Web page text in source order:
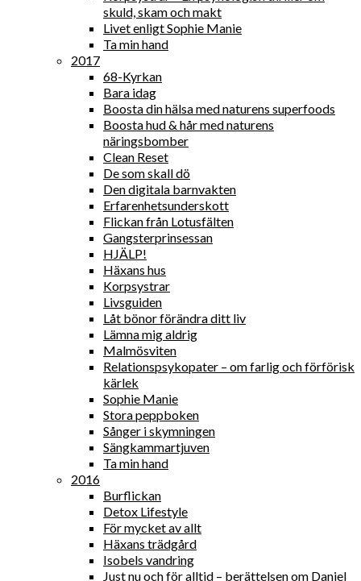
skuld, skam och makt
Livet enligt Sophie Manie
Ta min hand
2017
68-Kyrkan
Bara idag
Boosta din hälsa med naturens superfoods
Boosta hud & hår med naturens
näringsbomber
Clean Reset
De som skall dö
Den digitala barnvakten
Erfarenhetsunderskott
Flickan från Lotusfälten
Gangsterprinsessan
HJÄLP!
Häxans hus
Korpsystrar
Livsguiden
Låt bönor förändra ditt liv
Lämna mig aldrig
Malmösviten
Relationspsykopater – om farlig och förförisk
kärlek
Sophie Manie
Stora peppboken
Sånger i skymningen
Sängkammartjuven
Ta min hand
2016
Burflickan
Detox Lifestyle
För mycket av allt
Häxans trädgård
Isobels vandring
Just nu och för alltid – berättelsen om Daniel